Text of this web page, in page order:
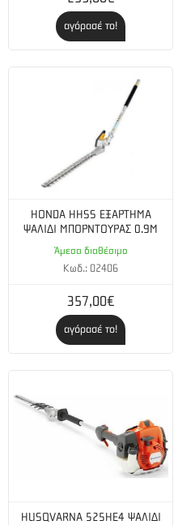
Τεχνικά χαρακτηριστικά
Μέθοδος κοπής:
αγόρασέ το!
HONDA HHSS ΕΞΑΡΤΗΜΑ
ΨΑΛΙΔΙ ΜΠΟΡΝΤΟΥΡΑΣ 0.9Μ
Άμεσα διαθέσιμο
Κωδ.: 02406
357,00€
αγόρασέ το!
HUSQVARNA 525HE4 ΨΑΛΙΔΙ